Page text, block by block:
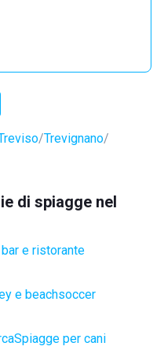
Trevignano
di spiagge nel
e ristorante
e beachsoccer
Spiagge per cani